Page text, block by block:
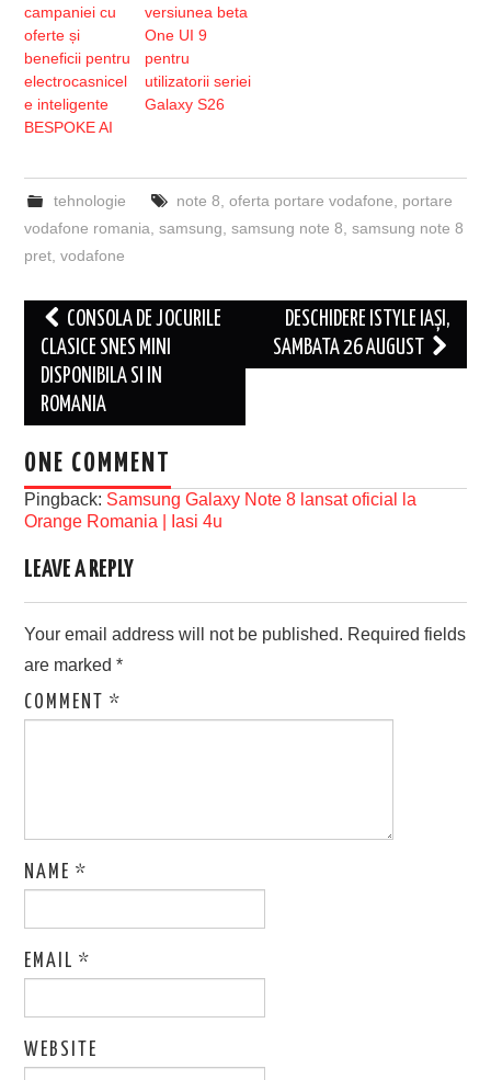
campaniei cu
oferte și
beneficii pentru
electrocasnicel
e inteligente
BESPOKE AI
versiunea beta
One UI 9
pentru
utilizatorii seriei
Galaxy S26
tehnologie note 8, oferta portare vodafone, portare
vodafone romania,samsung,samsung note 8,samsung note 8
pret,vodafone
Post
navigation
CONSOLA DE JOCURILE
CLASICE SNES MINI
DISPONIBILA SI IN
ROMANIA
DESCHIDERE ISTYLE IAȘI,
SAMBATA 26 AUGUST
ONE COMMENT
Pingback: Samsung Galaxy Note 8 lansat oficial la
Orange Romania | Iasi 4u
LEAVE A REPLY
Your email address will not be published. Required fields
are marked*
COMMENT*
NAME*
EMAIL*
WEBSITE